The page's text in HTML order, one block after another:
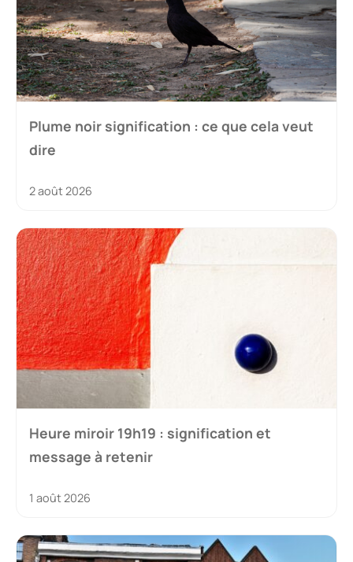
Plume noir signification : ce que cela veut
dire
2 août 2026
Heure miroir 19h19 : signification et
message à retenir
1 août 2026